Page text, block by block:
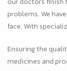
Branch
The Manor
Sukhumvit 39